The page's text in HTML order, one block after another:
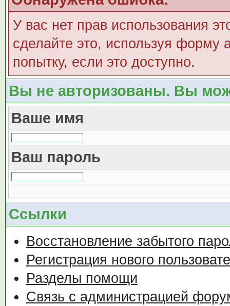
У вас нет прав использования
сделайте это, используя форму
попытку, если это доступно.
Вы не авторизованы. Вы
Ваше имя
Ваш пароль
Ссылки
Восстановление забытого
Регистрация нового
Разделы помощи
Связь с администрацией